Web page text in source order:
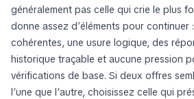
généralement pas celle qui crie le plus
donne assez d’éléments pour continuer
cohérentes, une usure logique, des
historique traçable et aucune pression
vérifications de base. Si deux offres
l’une que l’autre, choisissez celle qui